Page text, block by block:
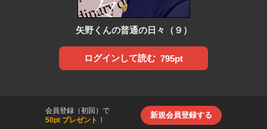
矢野くんの普通の日々（９）
ログインして読む 795pt
会員登録（初回）で
50pt プレゼント！
新規会員登録する